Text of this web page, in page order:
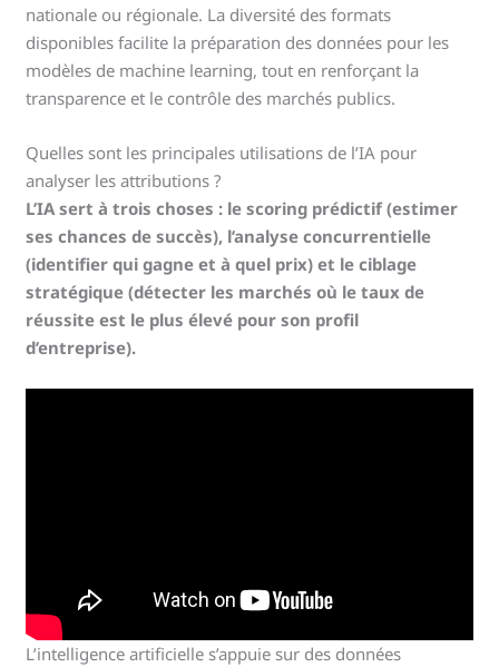
nationale ou régionale. La diversité des formats
disponibles facilite la préparation des données pour les
modèles de machine learning, tout en renforçant la
transparence et le contrôle des marchés publics.
Quelles sont les principales utilisations de l’IA pour
analyser les attributions ?
L’IA sert à trois choses : le scoring prédictif (estimer
ses chances de succès), l’analyse concurrentielle
(identifier qui gagne et à quel prix) et le ciblage
stratégique (détecter les marchés où le taux de
réussite est le plus élevé pour son profil
d’entreprise).
L’intelligence artificielle s’appuie sur des données